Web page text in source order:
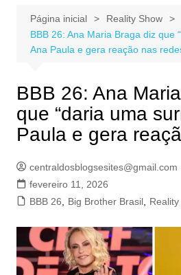
Página inicial
Reality Show
BBB 26: Ana Maria Braga diz que
Ana Paula e gera reação nas
BBB 26: Ana
que “daria uma
Paula e gera
centraldosblogsesites@gmail.com
fevereiro 11, 2026
BBB 26
Big Brother Brasil,